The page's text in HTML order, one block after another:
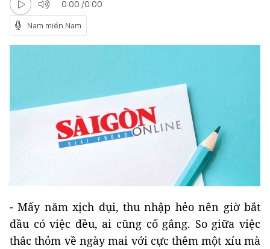
0:00 /0:00
Nam miền Nam
- Mấy năm xịch đụi, thu nhập hẻo nên giờ bắt
đầu có việc đều, ai cũng cố gắng. So giữa việc
thắc thỏm về ngày mai với cực thêm một xíu mà